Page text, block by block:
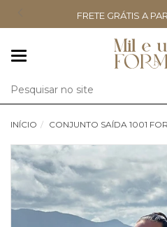
FRETE GRÁTIS A
INÍCIO CONJUNTO SAÍDA 1001